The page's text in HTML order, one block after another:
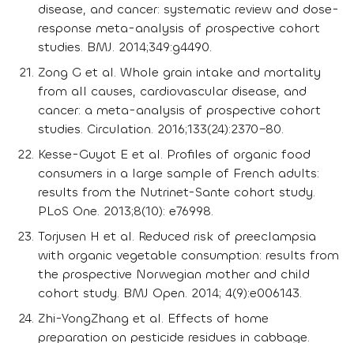
disease, and cancer: systematic review and dose-
response meta-analysis of prospective cohort
studies. BMJ. 2014;349:g4490.
Zong G et al. Whole grain intake and mortality
from all causes, cardiovascular disease, and
cancer: a meta-analysis of prospective cohort
studies. Circulation. 2016;133(24):2370–80.
Kesse-Guyot E et al. Profiles of organic food
consumers in a large sample of French adults:
results from the Nutrinet-Sante cohort study.
PLoS One. 2013;8(10): e76998.
Torjusen H et al. Reduced risk of preeclampsia
with organic vegetable consumption: results from
the prospective Norwegian mother and child
cohort study. BMJ Open. 2014; 4(9):e006143.
Zhi-YongZhang et al. Effects of home
preparation on pesticide residues in cabbage.